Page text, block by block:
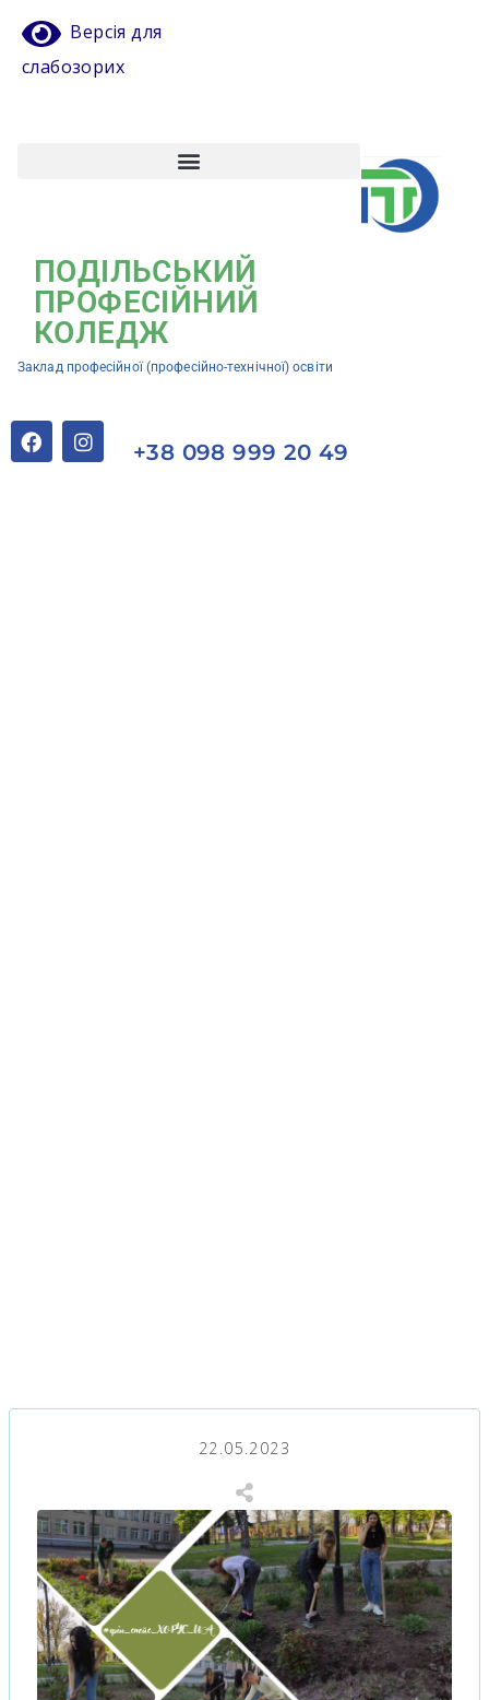
Версія для
слабозорих
ПОДІЛЬСЬКИЙ
ПРОФЕСІЙНИЙ
КОЛЕДЖ
Заклад професійної (професійно-технічної) освіти
+38 098 999 20 49
22.05.2023